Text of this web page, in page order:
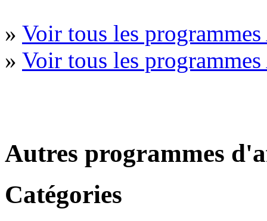
» Voir tous les
» Voir tous les
Autres programmes
Catégories